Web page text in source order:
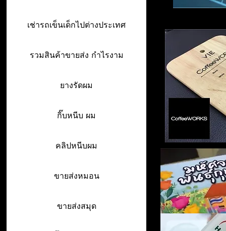
เช่ารถเข็นเด็กไปต่างประเทศ
รวมสินค้าขายส่ง กำไรงาม
ยางรัดผม
กิ๊บหนีบ ผม
คลิปหนีบผม
ขายส่งหมอน
ขายส่งสมุด